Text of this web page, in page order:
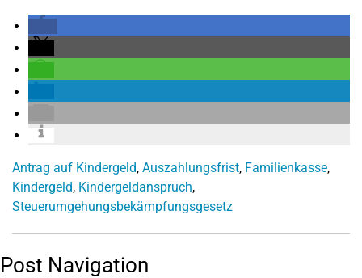
Antrag auf Kindergeld, Auszahlungsfrist, Familienkasse,
Kindergeld, Kindergeldanspruch,
Steuerumgehungsbekämpfungsgesetz
Post Navigation